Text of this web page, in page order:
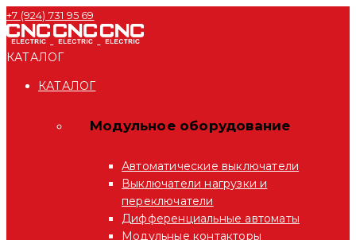
+7 (924) 731 95 69
КАТАЛОГ
КАТАЛОГ
Модульное оборудование
Автоматические выключатели
Выключатели нагрузки и
переключатели
Дифференциальные автоматы
Модульные контакторы